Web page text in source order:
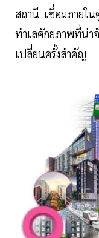
สถานี เชื่อมภายใ
ทำเลศักยภาพที่น่า
เปลี่ยนครั้งสำคัญ